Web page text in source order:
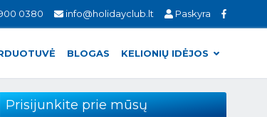
0380 info@holidayclub.lt Paskyra
BLOGAS KELIONIŲ IDĖJOS
Prisijunkite prie mūsų